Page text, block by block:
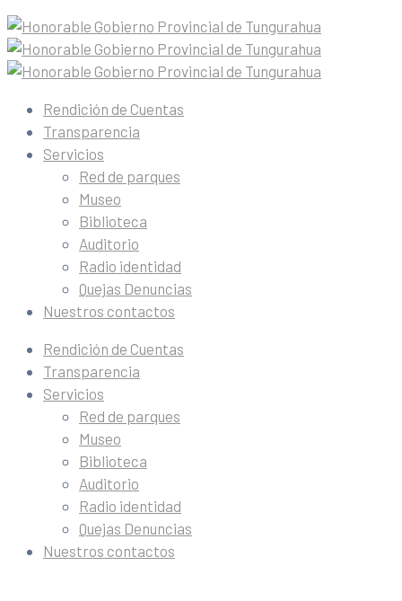
Rendición de Cuentas
Transparencia
Servicios
Red de parques
Museo
Biblioteca
Auditorio
Radio identidad
Quejas Denuncias
Nuestros contactos
Rendición de Cuentas
Transparencia
Servicios
Red de parques
Museo
Biblioteca
Auditorio
Radio identidad
Quejas Denuncias
Nuestros contactos